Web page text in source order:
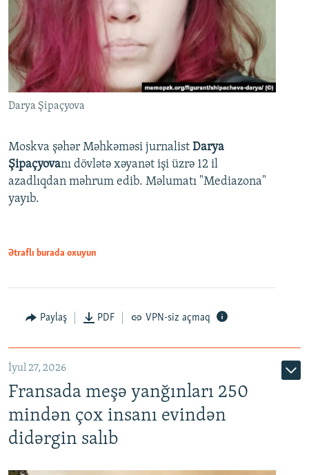
Darya Şipaçyova
Moskva şəhər Məhkəməsi jurnalist Darya
Şipaçyovanı dövlətə xəyanət işi üzrə 12 il
azadlıqdan məhrum edib. Məlumatı "Mediazona"
yayıb.
Ətraflı burada oxuyun
Paylaş PDF VPN-siz açmaq
İyul 27, 2026
Fransada meşə yanğınları 250
mindən çox insanı evindən
didərgin salıb